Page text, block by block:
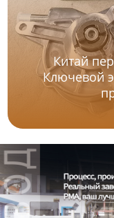
Китай
Ключевой